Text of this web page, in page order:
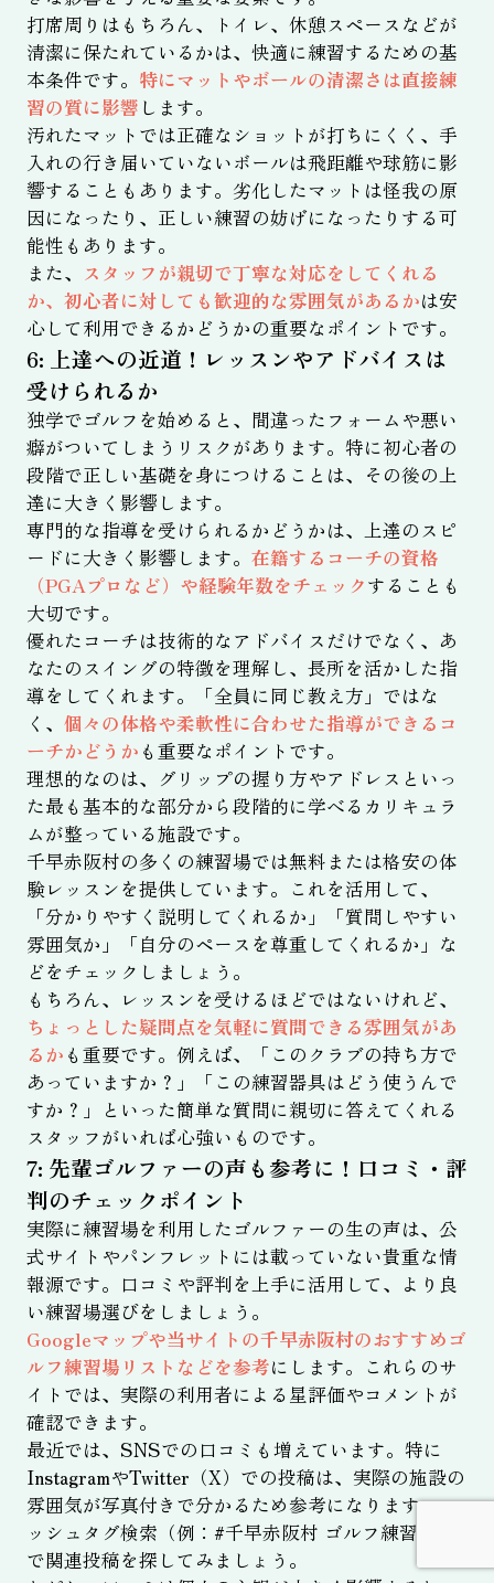
打席周りはもちろん、トイレ、休憩スペースなどが
清潔に保たれているかは、快適に練習するための基
本条件です。 特にマットやボールの清潔さは直接練
習の質に影響 します。
汚れたマットでは正確なショットが打ちにくく、手
入れの行き届いていないボールは飛距離や球筋に影
響することもあります。劣化したマットは怪我の原
因になったり、正しい練習の妨げになったりする可
能性もあります。
また、 スタッフが親切で丁寧な対応をしてくれる
か、初心者に対しても歓迎的な雰囲気があるかは安
心して利用できるかどうかの重要なポイントです。
6: 上達への近道！レッスンやアドバイスは
受けられるか
独学でゴルフを始めると、間違ったフォームや悪い
癖がついてしまうリスクがあります。特に初心者の
段階で正しい基礎を身につけることは、その後の上
達に大きく影響します。
専門的な指導を受けられるかどうかは、上達のスピ
ードに大きく影響します。 在籍するコーチの資格
（PGAプロなど）や経験年数をチェックすることも
大切です。
優れたコーチは技術的なアドバイスだけでなく、あ
なたのスイングの特徴を理解し、長所を活かした指
導をしてくれます。「全員に同じ教え方」ではな
く、 個々の体格や柔軟性に合わせた指導ができるコ
ーチかどうか も重要なポイントです。
理想的なのは、グリップの握り方やアドレスといっ
た最も基本的な部分から段階的に学べるカリキュラ
ムが整っている施設です。
千早赤阪村の多くの練習場では無料または格安の体
験レッスンを提供しています。これを活用して、
「分かりやすく説明してくれるか」「質問しやすい
雰囲気か」「自分のペースを尊重してくれるか」な
どをチェックしましょう。
もちろん、レッスンを受けるほどではないけれど、
ちょっとした疑問点を気軽に質問できる雰囲気があ
るか も重要です。例えば、「このクラブの持ち方で
あっていますか？」「この練習器具はどう使うんで
すか？」といった簡単な質問に親切に答えてくれる
スタッフがいれば心強いものです。
7: 先輩ゴルファーの声も参考に！口コミ・評
判のチェックポイント
実際に練習場を利用したゴルファーの生の声は、公
式サイトやパンフレットには載っていない貴重な情
報源です。口コミや評判を上手に活用して、より良
い練習場選びをしましょう。
Googleマップや当サイトの千早赤阪村のおすすめゴ
ルフ練習場リストなどを参考にします。これらのサ
イトでは、実際の利用者による星評価やコメントが
確認できます。
最近では、SNSでの口コミも増えています。特に
InstagramやTwitter（X）での投稿は、実際の施設の
雰囲気が写真付きで分かるため参考になります。ハ
ッシュタグ検索（例：#千早赤阪村 ゴルフ練習場）
で関連投稿を探してみましょう。